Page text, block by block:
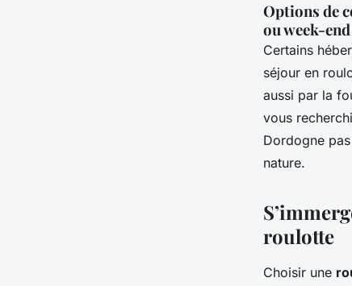
Options de
ou week-end
Certains
séjour en
aussi par la
vous
Dordogne
nature.
roulotte
Choisir une